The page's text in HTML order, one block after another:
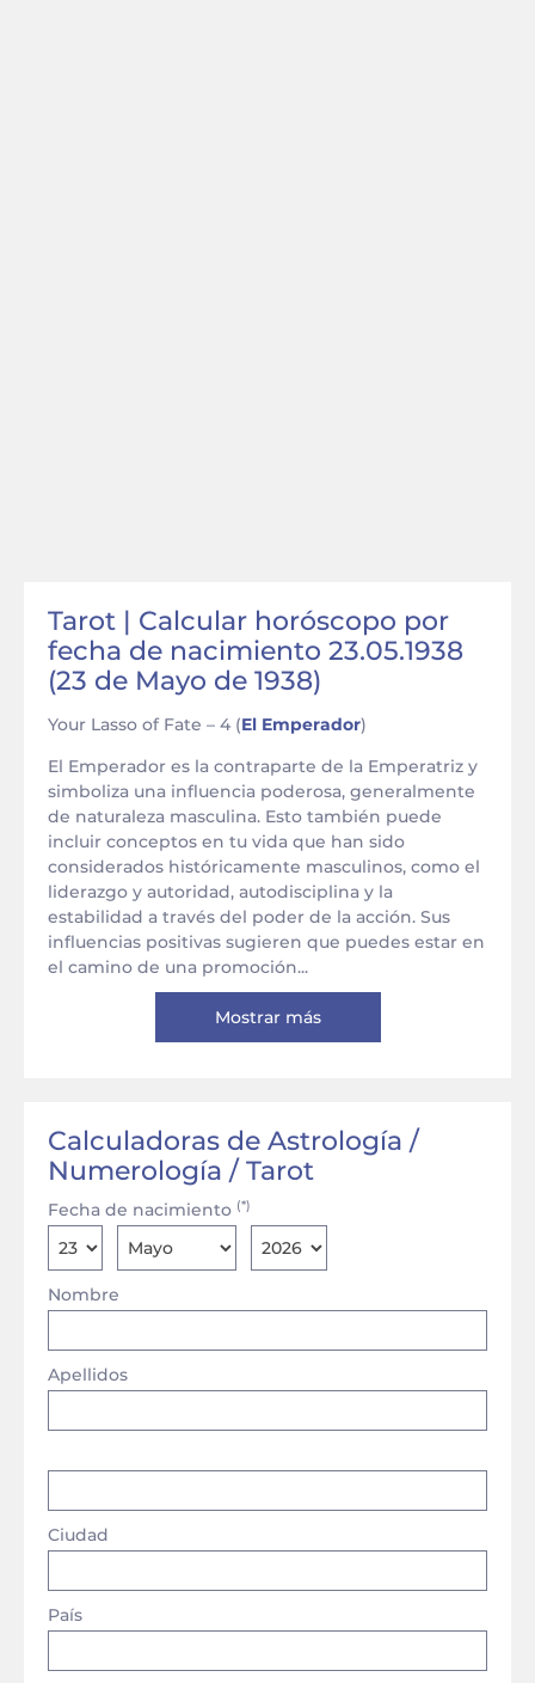
Tarot | Calcular horóscopo por
fecha de nacimiento 23.05.1938
(23 de Mayo de 1938)
Your Lasso of Fate – 4 (El Emperador)
El Emperador es la contraparte de la Emperatriz y
simboliza una influencia poderosa, generalmente
de naturaleza masculina. Esto también puede
incluir conceptos en tu vida que han sido
considerados históricamente masculinos, como el
liderazgo y autoridad, autodisciplina y la
estabilidad a través del poder de la acción. Sus
influencias positivas sugieren que puedes estar en
el camino de una promoción...
Mostrar más
Calculadoras de Astrología /
Numerología / Tarot
Nombre
Apellidos
Fecha de nacimiento (*)
País
Ciudad